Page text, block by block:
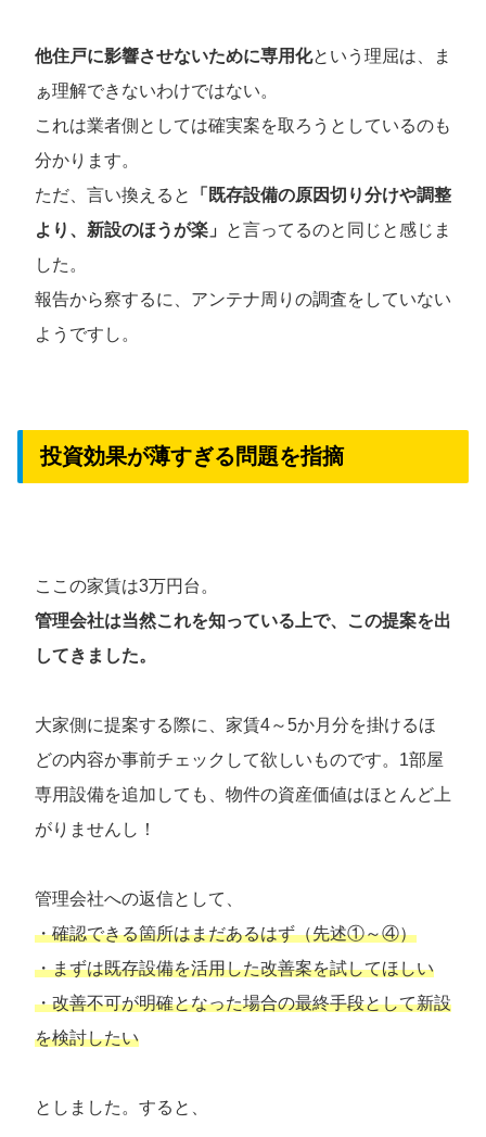
他住戸に影響させないために専用化という理屈は、ま
ぁ理解できないわけではない。
これは業者側としては確実案を取ろうとしているのも
分かります。
ただ、言い換えると
「既存設備の原因切り分けや調整
より、新設のほうが楽」
と言ってるのと同じと感じま
した。
報告から察するに、アンテナ周りの調査をしていない
ようですし。
投資効果が薄すぎる問題を指摘
ここの家賃は3万円台。
管理会社は当然これを知っている上で、この提案を出
してきました。
大家側に提案する際に、家賃4～5か月分を掛けるほ
どの内容か事前チェックして欲しいものです。1部屋
専用設備を追加しても、物件の資産価値はほとんど上
がりませんし！
管理会社への返信として、
・確認できる箇所はまだあるはず（先述①～④）
・まずは既存設備を活用した改善案を試してほしい
・改善不可が明確となった場合の最終手段として新設
を検討したい
としました。すると、